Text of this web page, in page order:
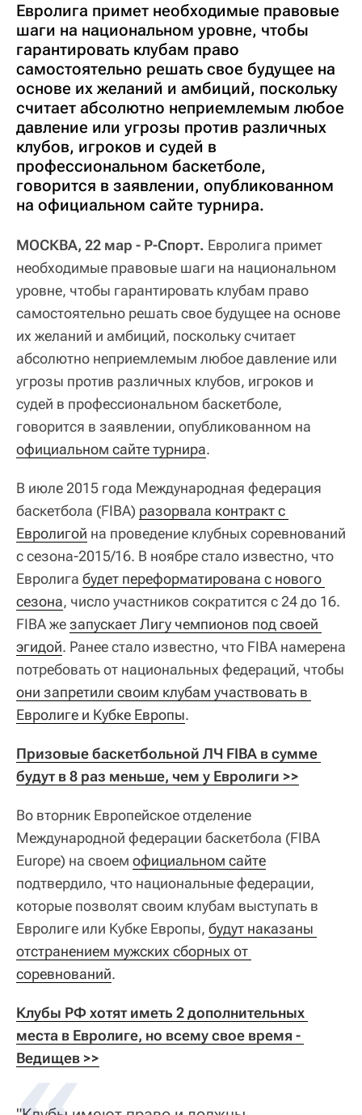
Евролига примет необходимые правовые
шаги на национальном уровне, чтобы
гарантировать клубам право
самостоятельно решать свое будущее на
основе их желаний и амбиций, поскольку
считает абсолютно неприемлемым любое
давление или угрозы против различных
клубов, игроков и судей в
профессиональном баскетболе,
говорится в заявлении, опубликованном
на официальном сайте турнира.
МОСКВА, 22 мар - Р-Спорт. Евролига примет
необходимые правовые шаги на национальном
уровне, чтобы гарантировать клубам право
самостоятельно решать свое будущее на основе
их желаний и амбиций, поскольку считает
абсолютно неприемлемым любое давление или
угрозы против различных клубов, игроков и
судей в профессиональном баскетболе,
говорится в заявлении, опубликованном на
официальном сайте турнира.
В июле 2015 года Международная федерация
баскетбола (FIBA) разорвала контракт с
Евролигой на проведение клубных соревнований
с сезона-2015/16. В ноябре стало известно, что
Евролига будет переформатирована с нового
сезона, число участников сократится с 24 до 16.
FIBA жезапускает Лигу чемпионов под своей
эгидой. Ранее стало известно, что FIBA намерена
потребовать от национальных федераций, чтобы
они запретили своим клубам участвовать в
Евролиге и Кубке Европы.
Призовые баскетбольной ЛЧ FIBA в сумме
будут в 8 раз меньше, чем у Евролиги >>
Во вторник Европейское отделение
Международной федерации баскетбола (FIBA
Europe) на своем официальном сайте
подтвердило, что национальные федерации,
которые позволят своим клубам выступать в
Евролиге или Кубке Европы, будут наказаны
отстранением мужских сборных от
соревнований.
Клубы РФ хотят иметь 2 дополнительных
места в Евролиге, но всему свое время -
Ведищев >>